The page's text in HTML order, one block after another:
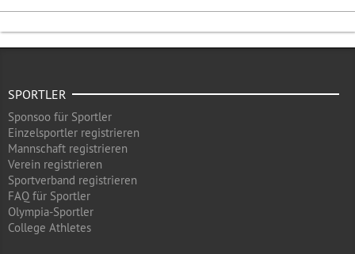
SPORTLER
Sponsoo für Sportler
Einzelsportler registrieren
Mannschaft registrieren
Verein registrieren
Sportverband registrieren
FAQ für Sportler
Olympia-Sportler
College Athletes